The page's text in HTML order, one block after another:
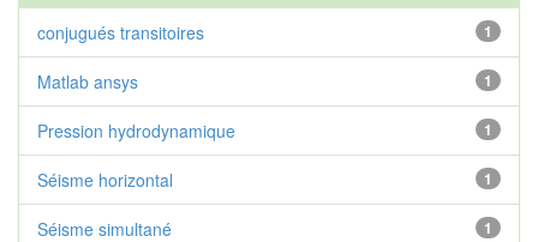
1
conjugués transitoires
1
Matlab ansys
1
Pression hydrodynamique
1
Séisme horizontal
1
Séisme simultané